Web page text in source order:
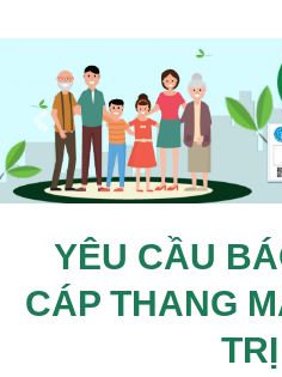
Previous
YÊU CẦU
CÁP THANG